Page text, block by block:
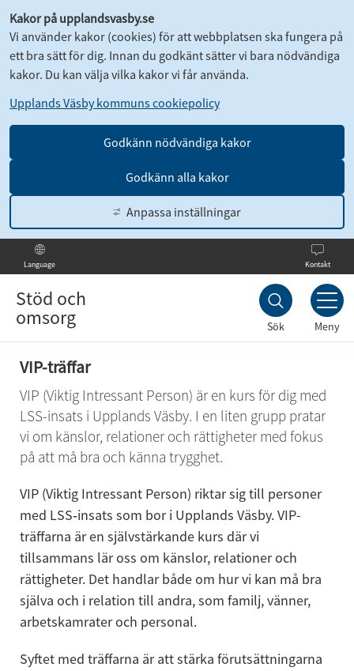
Kakor på upplandsvasby.se
Vi använder kakor (cookies) för att webbplatsen ska fungera på
ett bra sätt för dig. Innan du godkänt sätter vi bara nödvändiga
kakor. Du kan välja vilka kakor vi får använda.
Upplands Väsby kommuns cookiepolicy
Godkänn nödvändiga kakor
Godkänn alla kakor
Anpassa inställningar
Till
innehållet
Language Kontakt
Stöd och
omsorg Sök Meny
VIP-träffar
VIP (Viktig Intressant Person) är en kurs för dig med
LSS-insats i Upplands Väsby. I en liten grupp pratar
vi om känslor, relationer och rättigheter med fokus
på att må bra och känna trygghet.
VIP (Viktig Intressant Person) riktar sig till personer
med LSS‑insats som bor i Upplands Väsby. VIP-
träffarna är en självstärkande kurs där vi
tillsammans lär oss om känslor, relationer och
rättigheter. Det handlar både om hur vi kan må bra
själva och i relation till andra, som familj, vänner,
arbetskamrater och personal.
Syftet med träffarna är att stärka förutsättningarna